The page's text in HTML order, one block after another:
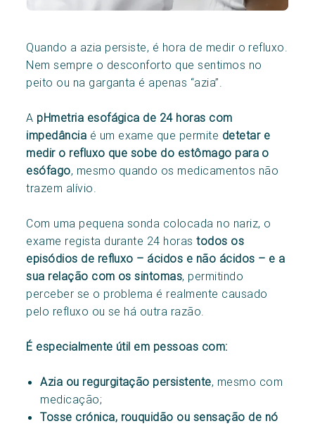
Quando a azia persiste, é hora de medir o refluxo.
Nem sempre o desconforto que sentimos no
peito ou na garganta é apenas “azia”.
A pHmetria esofágica de 24 horas com
impedância é um exame que permite detetar e
medir o refluxo que sobe do estômago para o
esófago, mesmo quando os medicamentos não
trazem alívio.
Com uma pequena sonda colocada no nariz, o
exame regista durante 24 horastodos os
episódios de refluxo – ácidos e não ácidos – e a
sua relação com os sintomas, permitindo
perceber se o problema é realmente causado
pelo refluxo ou se há outra razão.
É especialmente útil em pessoas com:
Azia ou regurgitação persistente, mesmo com
medicação;
Tosse crónica, rouquidão ou sensação de nó